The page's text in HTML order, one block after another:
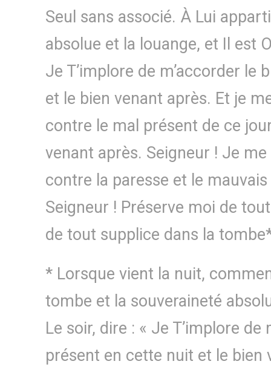
Seul sans associé. À Lui
absolue et la louange, et Il est
Je T’implore de m’accorder le
et le bien venant après. Et je
contre le mal présent de ce
venant après. Seigneur ! Je
contre la paresse et le
Seigneur ! Préserve moi de
de tout supplice dans la
* Lorsque vient la nuit,
tombe et la souveraineté
Le soir, dire : « Je T’implore de
présent en cette nuit et le bien